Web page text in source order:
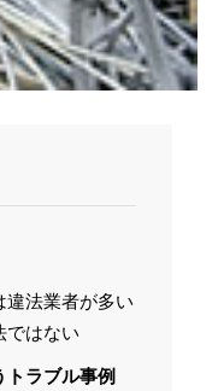
違法業者が多い
ではない
ラブル事例